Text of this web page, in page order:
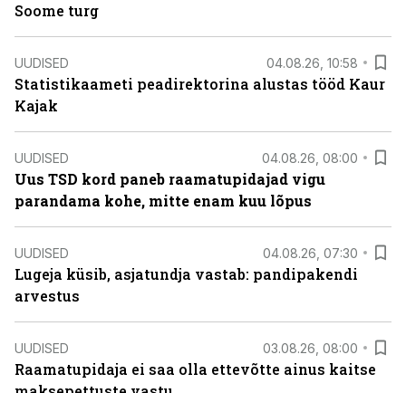
Soome turg
UUDISED 04.08.26, 10:58
Statistikaameti peadirektorina alustas tööd Kaur
Kajak
UUDISED 04.08.26, 08:00
Uus TSD kord paneb raamatupidajad vigu
parandama kohe, mitte enam kuu lõpus
UUDISED 04.08.26, 07:30
Lugeja küsib, asjatundja vastab: pandipakendi
arvestus
UUDISED 03.08.26, 08:00
Raamatupidaja ei saa olla ettevõtte ainus kaitse